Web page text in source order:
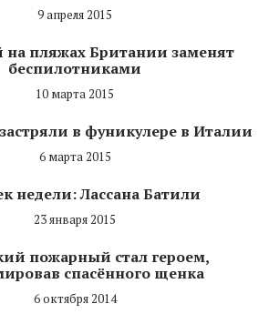
9 апреля 2015
на пляжах Британии заменят
беспилотниками
10 марта 2015
в фуникулере в Италии
6 марта 2015
недели: Лассана Батили
23 января 2015
пожарный стал героем,
спасённого щенка
6 октября 2014